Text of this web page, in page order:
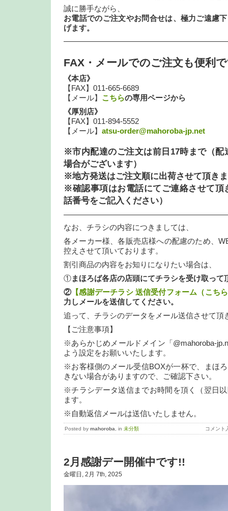
誠に勝手ながら、
お電話でのご注文やお問合せは、極力ご遠慮
げます。
FAX・メールでのご注文も便利
《本店》
【FAX】011-665-6689
【メール】 こちらの専用ページから
《厚別店》
【FAX】011-894-5552
【メール】 atsu-order@mahoroba-jp.net
※市内配達のご注文は前日17時まで（配
場合がございます）
※地方発送はご注文順に出荷させて頂き
※確認事項はお電話にてご連絡させて頂
話番号をご記入ください）
なお、チラシの内容につきましては、
各メーカー様、各販売店様への配慮のため、
控えさせて頂いております。
割引商品の内容をお知りになりたい場合は、
①まほろば各店の店頭にてチラシを受け取って
② 【感謝デーチラシ 送信受付フォーム（こち
力しメールを送信してください。
追って、チラシのデータをメール送信させて頂
【ご注意事項】
※あらかじめメールドメイン「@mahoroba-
よう設定をお願いいたします。
※お客様側のメール受信BOXが一杯で、まほ
きない場合がありますので、ご確認下さい。
※チラシデータ送信までお時間を頂く（翌日
ます。
※自動返信メールは送信いたしません。
Posted by mahoroba , in 未分類 コメント
2月感謝デー開催中です!!
金曜日, 2月 7th, 2025